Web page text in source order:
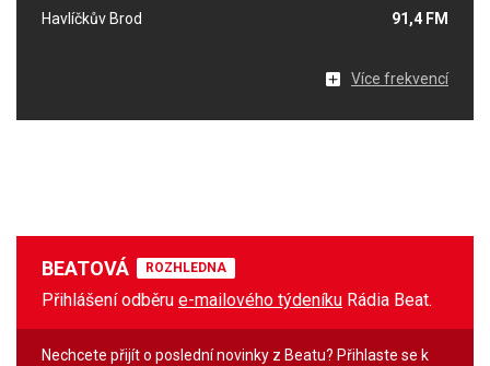
Havlíčkův Brod
91,4 FM
Více frekvencí
BEATOVÁ ROZHLEDNA
Přihlášení odběru e-mailového týdeníku Rádia Beat.
Nechcete přijít o poslední novinky z Beatu? Přihlaste se k